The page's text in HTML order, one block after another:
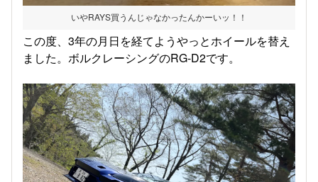
いやRAYS買うんじゃなかったんかーいッ！！
この度、3年の月日を経てようやっとホイールを替え
ました。ボルクレーシングのRG-D2です。